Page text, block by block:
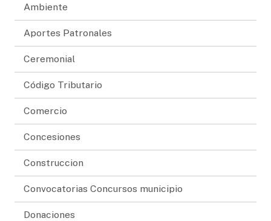
Ambiente
Aportes Patronales
Ceremonial
Código Tributario
Comercio
Concesiones
Construccion
Convocatorias Concursos municipio
Donaciones